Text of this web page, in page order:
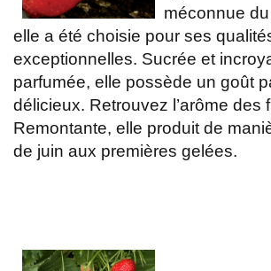
méconnue
elle a été choisie pour ses
exceptionnelles. Sucrée et
parfumée, elle possède un goût
délicieux. Retrouvez l’arôme des
Remontante, elle produit de
de juin aux premières gelées.